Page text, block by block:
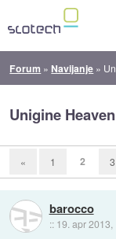
Forum » Navijanje »
Unigine
« 1 2 3
barocco
:: 19. apr 2013,